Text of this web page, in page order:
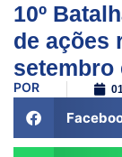
10º
de ações
setembro
POR